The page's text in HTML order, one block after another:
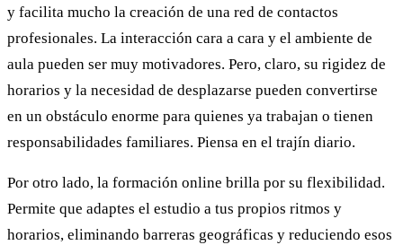
y facilita mucho la creación de una red de contactos
profesionales. La interacción cara a cara y el ambiente de
aula pueden ser muy motivadores. Pero, claro, su rigidez de
horarios y la necesidad de desplazarse pueden convertirse
en un obstáculo enorme para quienes ya trabajan o tienen
responsabilidades familiares. Piensa en el trajín diario.
Por otro lado, la formación online brilla por su flexibilidad.
Permite que adaptes el estudio a tus propios ritmos y
horarios, eliminando barreras geográficas y reduciendo esos